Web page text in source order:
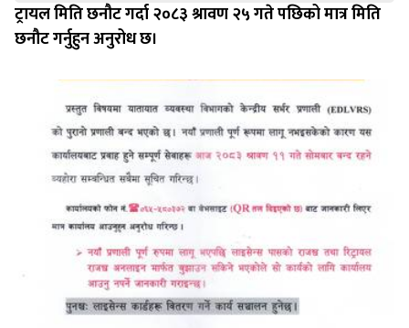
ट्रायल मिति छनौट गर्दा २०८३ श्रावण २५ गते पछिको मात्र मिति
छनौट गर्नुहुन अनुरोध छ।